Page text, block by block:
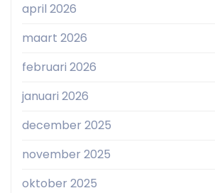
april 2026
maart 2026
februari 2026
januari 2026
december 2025
november 2025
oktober 2025